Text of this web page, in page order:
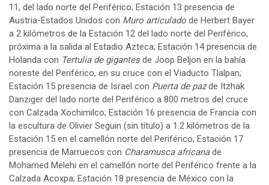
11, del lado norte del Periférico; Estación 13 presencia de
Austria-Estados Unidos con Muro articulado de Herbert Bayer
a 2 kilómetros de la Estación 12 del lado norte del Periférico,
próxima a la salida al Estadio Azteca; Estación 14 presencia de
Holanda con Tertulia de gigantesde Joop Beljon en la bahía
noreste del Periférico, en su cruce con el Viaducto Tlalpan;
Estación 15 presencia de Israel con Puerta de pazde Itzhak
Danziger del lado norte del Periférico a 800 metros del cruce
con Calzada Xochimilco; Estación 16 presencia de Francia con
la escultura de Olivier Seguin (sin título) a 1.2 kilómetros de la
Estación 15 en el camellón norte del Periférico; Estación 17
presencia de Marruecos con Charamusca africanade
Mohamed Melehi en el camellón norte del Periférico frente a la
Calzada Acoxpa; Estación 18 presencia de México con la